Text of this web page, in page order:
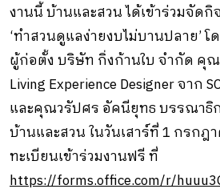
งานนี้ บ้านและสวน ได้เข้าร่วมจัดกิ
‘ทำสวนดูแลง่ายงบไม่บานปลาย’
ผู้ก่อตั้ง บริษัท กิ่งก้านใบ จำกัด คุ
Living Experience Designer จาก
และคุณวรัปศร อัคนียุทธ บรรณาธิ
บ้านและสวน ในวันเสาร์ที่ 1 กรกฎ
ทะเบียนเข้าร่วมงานฟรี ที่
https://forms.office.com/r/